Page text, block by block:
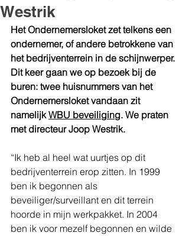
Westrik
Het Ondernemersloket zet telkens een
ondernemer, of andere betrokkene van
het bedrijventerrein in de schijnwerper.
Dit keer gaan we op bezoek bij de
buren: twee huisnummers van het
Ondernemersloket vandaan zit
namelijk WBU beveiliging. We praten
met directeur Joop Westrik.
“Ik heb al heel wat uurtjes op dit
bedrijventerrein erop zitten. In 1999
ben ik begonnen als
beveiliger/surveillant en dit terrein
hoorde in mijn werkpakket. In 2004
ben ik voor mezelf begonnen en wilde